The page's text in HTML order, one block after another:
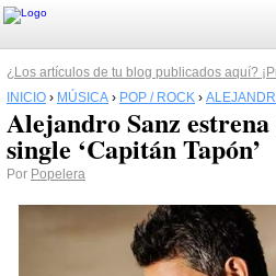
¿Los artículos de tu blog publicados aquí?
INICIO › MÚSICA › POP / ROCK ›
Alejandro Sanz
single ‘Capitán Tapón’
Por Popelera